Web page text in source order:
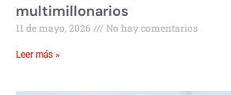
multimillonarios
11 de mayo, 2026 No hay comentarios
Leer más »